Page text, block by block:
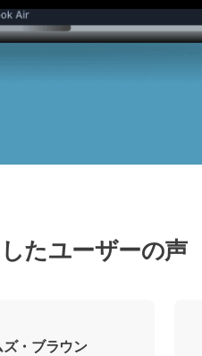
たユーザーの声
・ブラウン